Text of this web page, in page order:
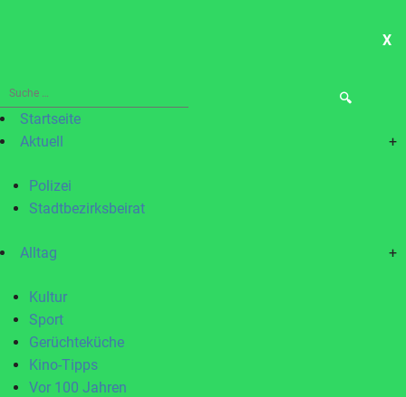
X
Suche
nach:Startseite
Aktuell
+
Polizei
Stadtbezirksbeirat
Alltag +
Kultur
Sport
Gerüchteküche
Kino-Tipps
Vor 100 Jahren